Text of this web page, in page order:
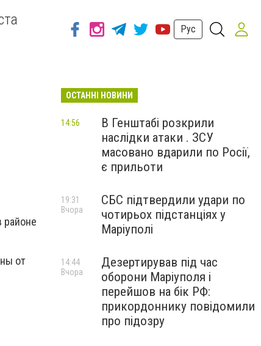
Рус
районе
от
ОСТАННІ НОВИНИ
В Генштабі розкрили
наслідки атаки . ЗСУ
масовано вдарили по Росії,
є прильоти
14:56
СБС підтвердили удари по
чотирьох підстанціях у
Маріуполі
19:31
Вчора
Дезертирував під час
оборони Маріуполя і
перейшов на бік РФ:
прикордоннику повідомили
про підозру
14:44
Вчора